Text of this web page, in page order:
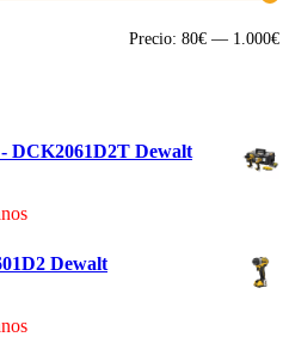
Precio: 80€ — 1.000€
DCK2061D2T Dewalt
Dewalt